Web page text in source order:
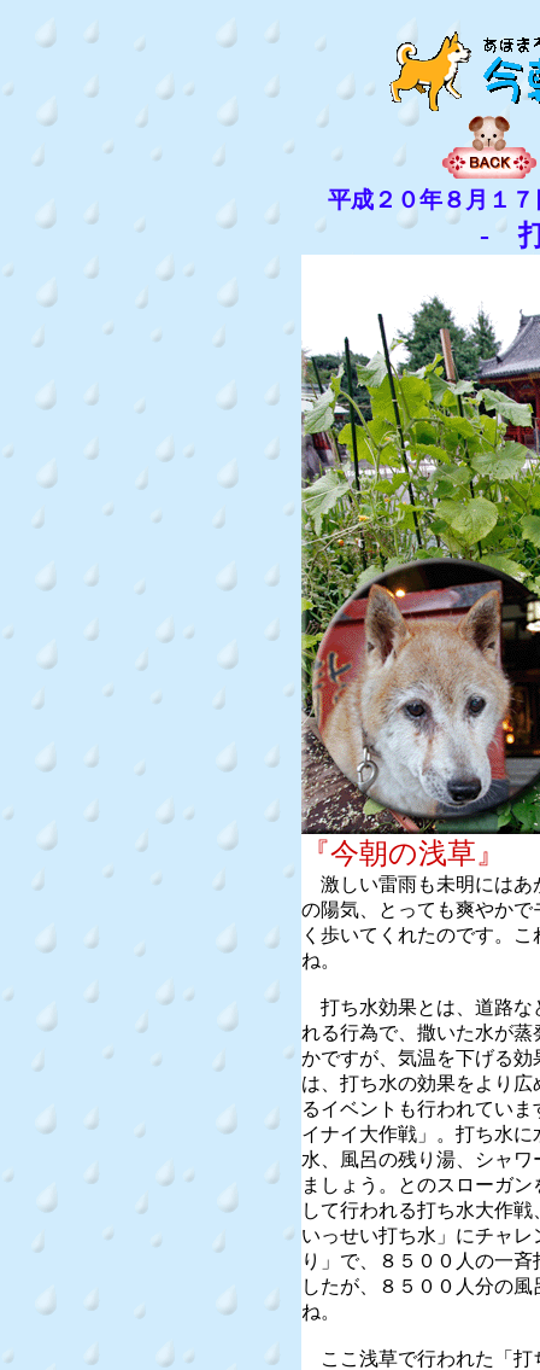
平成２０年８月１７
-
『今朝の浅
激しい雷雨も未明にはあ
の陽気、とっても爽やか
く歩いてくれたのです。
ね。
打ち水効果とは、道路な
れる行為で、撒いた水が
かですが、気温を下げる
は、打ち水の効果をより
るイベントも行われてい
イナイ大作戦」。打ち水
水、風呂の残り湯、シャ
ましょう。とのスローガ
して行われる打ち水大作
いっせい打ち水」にチャ
り」で、８５００人の一
したが、８５００人分の
ね。
ここ浅草で行われた「打